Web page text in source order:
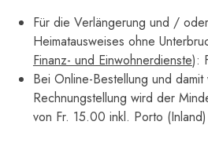
Für die Verlängerung und /
Heimatausweises ohne
Finanz- und Einwohnerdienste):
Bei Online-Bestellung und
Rechnungstellung wird der
von Fr. 15.00 inkl. Porto